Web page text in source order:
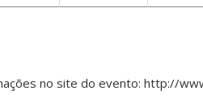
no site do evento: http://